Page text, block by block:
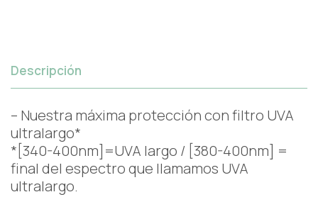
Descripción
– Nuestra máxima protección con filtro UVA
ultralargo*
*[340-400nm]=UVA largo / [380-400nm] =
final del espectro que llamamos UVA
ultralargo.